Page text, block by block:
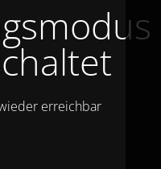
erreichbar